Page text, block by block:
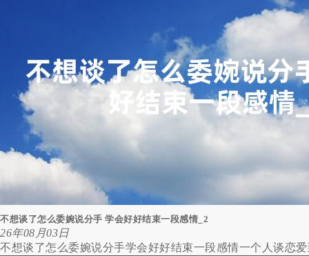
不想谈了怎么委婉说分手 学会好好结束一段感情_2
26年08月03日
不想谈了怎么委婉说分手学会好好结束一段感情一个人谈恋